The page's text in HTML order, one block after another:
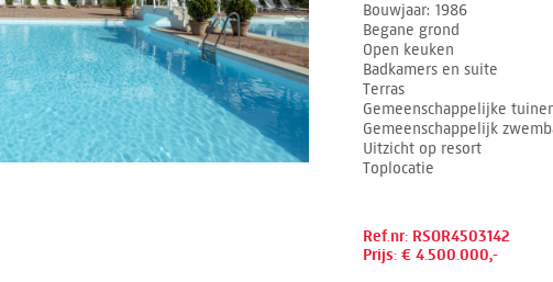
Bouwjaar 1986
Begane grond
Open keuken
Badkamers en suite
Terras
Gemeenschappelijke
Gemeenschappelijk
Uitzicht op resort
Toplocatie
Ref.nr: RSOR4503142
Prijs: € 4.500.000,-